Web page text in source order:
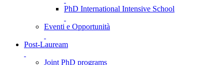
PhD International Intensive School
Eventi e Opportunità
Post-Lauream
Joint PhD programs